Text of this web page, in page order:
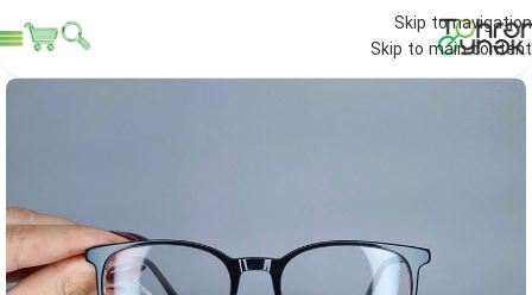
Skip to navigation
Skip to main content